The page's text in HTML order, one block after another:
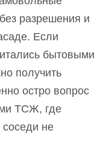
разрешения и
Если
бытовыми
получить
остро вопрос
ТСЖ, где
не